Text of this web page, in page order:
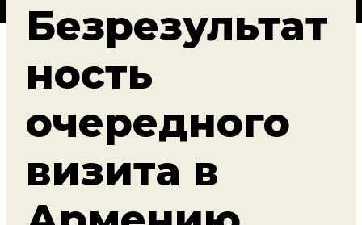
Безрезультат
ность
очередного
визита в